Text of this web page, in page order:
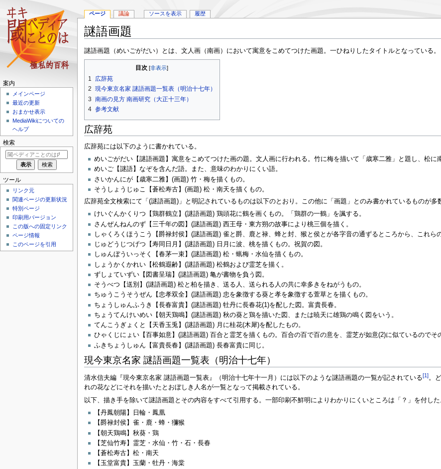
謎語画題
ナ
ビ
ー
シ
ョ
ン
移
動
検
索
移
動
謎語画題（めいごがだい）とは、文人画（南画）において寓意をこめてつけた画題。一ひねりしたタイトルとなっている。
目次
1
広辞苑
2 現今東京名家 謎語画題一覧表（明治十七年）
3 南画の見方 南画研究（大正十三年）
4 参考文献
広辞苑
広辞苑には以下のように書かれている。
めいごがだい【謎語画題】寓意をこめてつけた画の題。文人画に行われる。竹に梅を描いて「歳寒二雅」と題し、松に
めいご【謎語】なぞを含んだ語。また、意味のわかりにくい語。
さいかんにが【歳寒二雅】(画題) 竹・梅を描くもの。
そうしょうじゅこ【蒼松寿古】(画題) 松・南天を描くもの。
広辞苑全文検索にて「(謎語画題)」と明記されているものは以下のとおり。この他に「画題」とのみ書かれているものが多
けいぐんかくりつ【鶏群鶴立】(謎語画題) 鶏頭花に鶴を画くもの。「鶏群の一鶴」を諷する。
さんぜんねんのず【三千年の図】(謎語画題) 西王母・東方朔の故事により桃三個を描く。
しゃくろくほうこう【爵禄封侯】(謎語画題) 雀と爵、鹿と禄、蜂と封、猴と侯とが各字音の通ずるところから、これら
じゅどうじつげつ【寿同日月】(謎語画題) 日月に波、桃を描くもの。祝賀の図。
しゅんぼういっそく【春茅一束】(謎語画題) 松・蝋梅・水仙を描くもの。
しょうかくかれい【松鶴遐齢】(謎語画題) 松鶴および霊芝を描く。
ずしょていずい【図書呈瑞】(謎語画題) 亀が書物を負う図。
そうべつ【送別】(謎語画題) 松と柏を描き、送る人、送られる人の共に幸多きをねがうもの。
ちゅうこうそうぜん【忠孝双全】(謎語画題) 忠を象徴する葵と孝を象徴する萱草とを描くもの。
ちょうしゅんふうき【長春富貴】(謎語画題) 牡丹に長春花(1)を配した図。富貴長春。
ちょうてんけいめい【朝天鶏鳴】(謎語画題) 秋の葵と鶏を描いた図、または暁天に雄鶏の鳴く図をいう。
てんこうぎょくと【天香玉兎】(謎語画題) 月に桂花(木犀)を配したもの。
ひゃくじにょい【百事如意】(謎語画題) 百合と霊芝を描くもの。百合の百で百の意を、霊芝が如意(2)に似ているのでそ
ふきちょうしゅん【富貴長春】(謎語画題) 長春富貴に同じ。
現今東京名家 謎語画題一覧表（明治十七年）
清水信夫編『現今東京名家 謎語画題一覧表』（明治十七年十一月）には以下のような謎語画題の一覧が記されている[1]。
れの花などにそれを描いたとおぼしき人名が一覧となって掲載されている。
以下、描き手を除いて謎語画題とその内容をすべて引用する。一部印刷不鮮明によりわかりにくいところは「？」を付した
【丹鳳朝陽】日輪・鳳凰
【爵禄封侯】雀・鹿・蜂・獼猴
【朝天鶏鳴】秋葵・鶏
【芝仙竹寿】霊芝・水仙・竹・石・長春
【蒼松寿古】松・南天
【玉堂富貴】玉蘭・牡丹・海棠
ページ 議論 ソースを表示 履歴
案内
メインページ
最近の更新
おまかせ表示
MediaWikiについての
ヘルプ
検索
ツール
リンク元
関連ページの更新状況
特別ページ
印刷用バージョン
この版への固定リンク
ページ情報
このページを引用